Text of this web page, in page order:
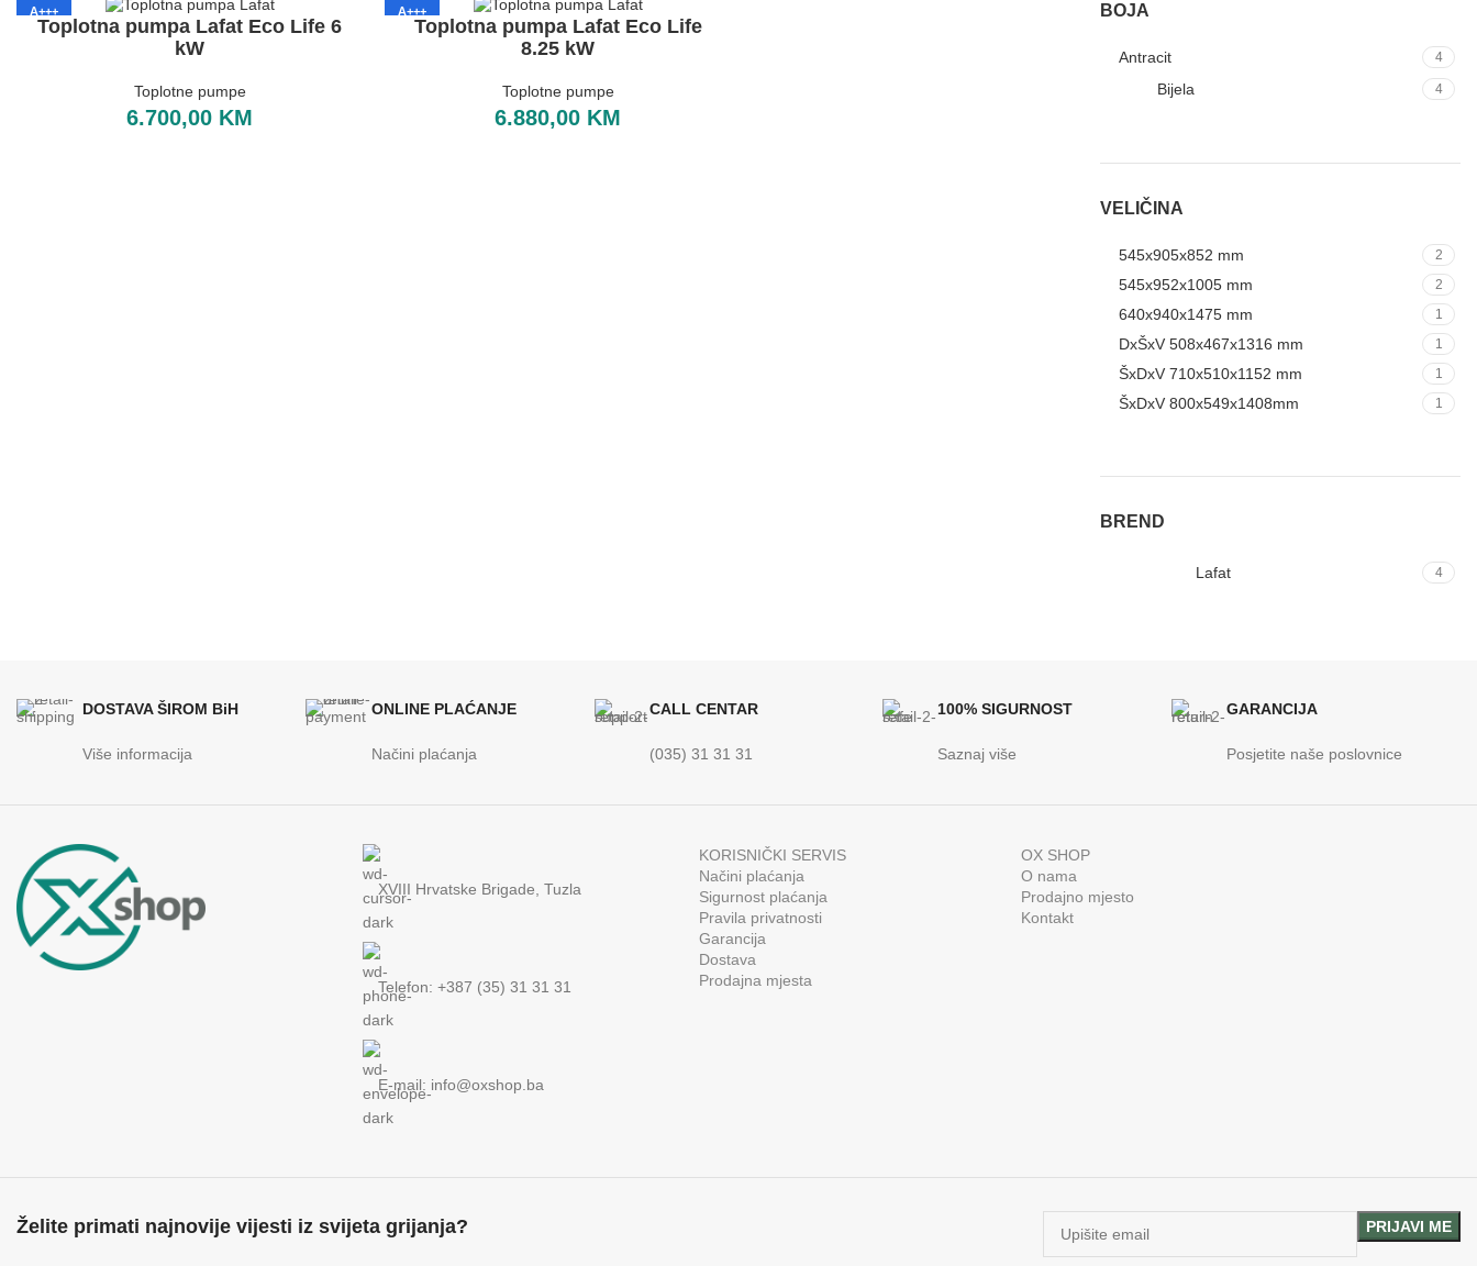
BOJA
Antracit 4
Bijela 4
VELIČINA
545x905x852 mm 2
545x952x1005 mm 2
640x940x1475 mm 1
DxŠxV 508x467x1316 mm 1
ŠxDxV 710x510x1152 mm 1
ŠxDxV 800x549x1408mm 1
BREND
Lafat 4
A+++
Toplotna pumpa Lafat Eco Life 6
kW
Toplotne pumpe
6.700,00 KM
A+++
Toplotna pumpa Lafat Eco Life
8.25 kW
Toplotne pumpe
6.880,00 KM
DOSTAVA ŠIROM BiH
Više informacija
ONLINE PLAĆANJE
Načini plaćanja
CALL CENTAR
(035) 31 31 31
100% SIGURNOST
Saznaj više
GARANCIJA
Posjetite naše poslovnice
XVIII Hrvatske Brigade, Tuzla
Telefon: +387 (35) 31 31 31
E-mail: info@oxshop.ba
KORISNIČKI SERVIS
Načini plaćanja
Sigurnost plaćanja
Pravila privatnosti
Garancija
Dostava
Prodajna mjesta
OX SHOP
O nama
Prodajno mjesto
Kontakt
Želite primati najnovije vijesti iz svijeta grijanja?